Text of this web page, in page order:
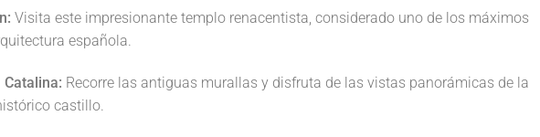
Visita este impresionante templo renacentista, considerado uno de los máximos
española.
Catalina: Recorre las antiguas murallas y disfruta de las vistas panorámicas de la
castillo.